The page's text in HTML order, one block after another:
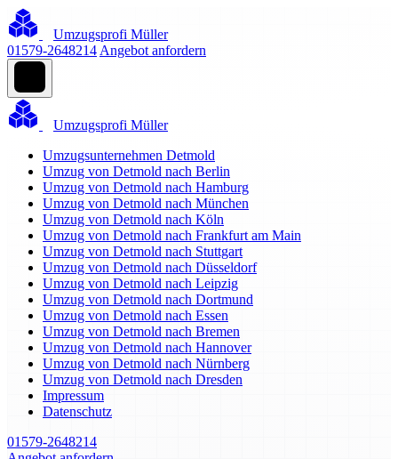
Umzugsprofi Müller
01579-2648214 Angebot anfordern
Umzugsprofi Müller
Umzugsunternehmen Detmold
Umzug von Detmold nach Berlin
Umzug von Detmold nach Hamburg
Umzug von Detmold nach München
Umzug von Detmold nach Köln
Umzug von Detmold nach Frankfurt am Main
Umzug von Detmold nach Stuttgart
Umzug von Detmold nach Düsseldorf
Umzug von Detmold nach Leipzig
Umzug von Detmold nach Dortmund
Umzug von Detmold nach Essen
Umzug von Detmold nach Bremen
Umzug von Detmold nach Hannover
Umzug von Detmold nach Nürnberg
Umzug von Detmold nach Dresden
Impressum
Datenschutz
01579-2648214